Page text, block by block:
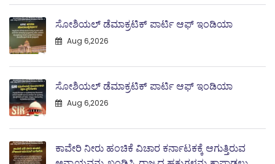
ಸೋಶಿಯಲ್ ಡೆಮಾಕ್ರಟಿಕ್ ಪಾರ್ಟಿ ಆಫ್ ಇಂಡಿಯಾ
Aug 6,2026
ಸೋಶಿಯಲ್ ಡೆಮಾಕ್ರಟಿಕ್ ಪಾರ್ಟಿ ಆಫ್ ಇಂಡಿಯಾ
Aug 6,2026
ಕಾವೇರಿ ನೀರು ಹಂಚಿಕೆ ವಿಚಾರ ಕರ್ನಾಟಕಕ್ಕೆ ಆಗುತ್ತಿರುವ